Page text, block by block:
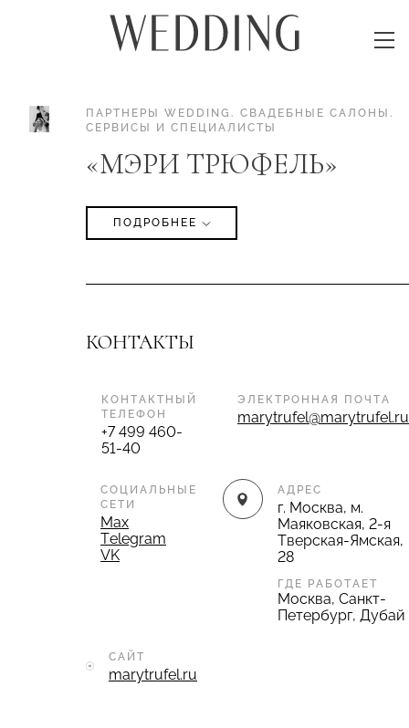
ПАРТНЕРЫ WEDDING . СВАДЕБНЫЕ САЛОНЫ .
СЕРВИСЫ И СПЕЦИАЛИСТЫ
«МЭРИ ТРЮФЕЛЬ»
ПОДРОБНЕЕ
КОНТАКТЫ
КОНТАКТНЫЙ
ТЕЛЕФОН
+7 499 460-
51-40
ЭЛЕКТРОННАЯ ПОЧТА
marytrufel@marytrufel.ru
СОЦИАЛЬНЫЕ
СЕТИ
Max
Telegram
VK
АДРЕС
г. Москва, м.
Маяковская, 2-я
Тверская-Ямская,
28
ГДЕ РАБОТАЕТ
Москва, Санкт-
Петербург, Дубай
САЙТ
marytrufel.ru